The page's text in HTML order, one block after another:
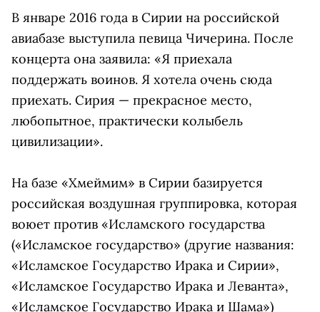
В январе 2016 года в Сирии на российской
авиабазе выступила певица Чичерина. После
концерта она заявила: «Я приехала
поддержать воинов. Я хотела очень сюда
приехать. Сирия — прекрасное место,
любопытное, практически колыбель
цивилизации».
На базе «Хмеймим» в Сирии базируется
российская воздушная группировка, которая
воюет против «Исламского государства
(«Исламское государство» (другие названия:
«Исламское Государство Ирака и Сирии»,
«Исламское Государство Ирака и Леванта»,
«Исламское Государство Ирака и Шама»)